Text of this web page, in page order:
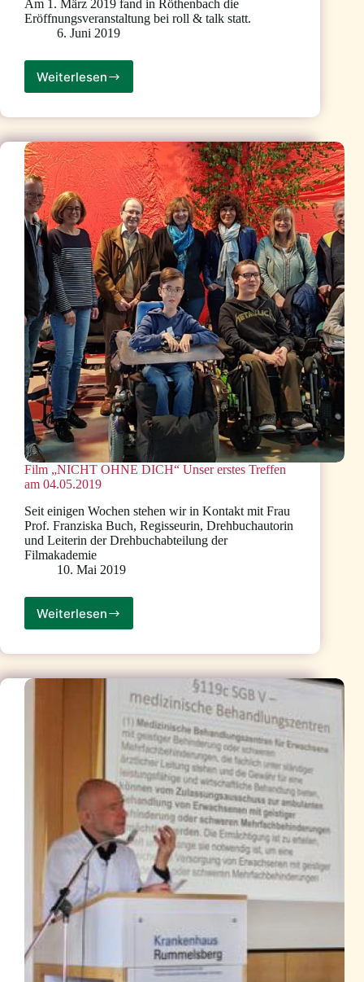
Am 1. März 2019 fand in Röthenbach die
Eröffnungsveranstaltung bei roll & talk statt.
6. Juni 2019
WeiterlesenVorstellung
&
aus
Röthenbach
Film „NICHT OHNE DICH“ Unser erstes Treffen
am 04.05.2019
Seit einigen Wochen stehen wir in Kontakt mit Frau
Prof. Franziska Buch, Regisseurin, Drehbuchautorin
und Leiterin der Drehbuchabteilung der
Filmakademie
10. Mai 2019
Weiterlesen
Film
OHNE
Unser
04.05.2019